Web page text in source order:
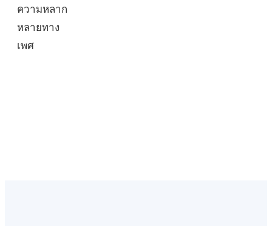
ความหลาก
หลายทาง
เพศ